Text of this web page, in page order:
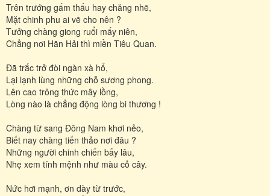
Trên trướng gấm thấu hay chăng nhẽ,
Mặt chinh phu ai vẽ cho nên ?
Tưởng chàng giong ruổi mấy niên,
Chẳng nơi Hãn Hải thì miền Tiêu Quan.
Đã trắc trở đòi ngàn xà hổ,
Lại lạnh lùng những chỗ sương phong.
Lên cao trông thức mây lồng,
Lòng nào là chẳng động lòng bi thương !
Chàng từ sang Đông Nam khơi nẻo,
Biết nay chàng tiến thảo nơi đâu ?
Những người chinh chiến bấy lâu,
Nhẹ xem tính mệnh như màu cỏ cây.
Nức hơi mạnh, ơn dày từ trước,